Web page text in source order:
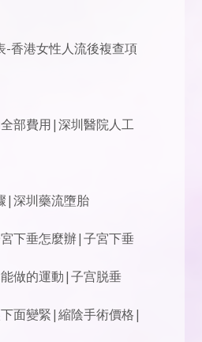
-香港女性人流後複查項
部費用|深圳醫院人工
|深圳藥流墮胎
下垂怎麼辦|子宮下垂
做的運動|子宫脱垂
面變緊|縮陰手術價格|